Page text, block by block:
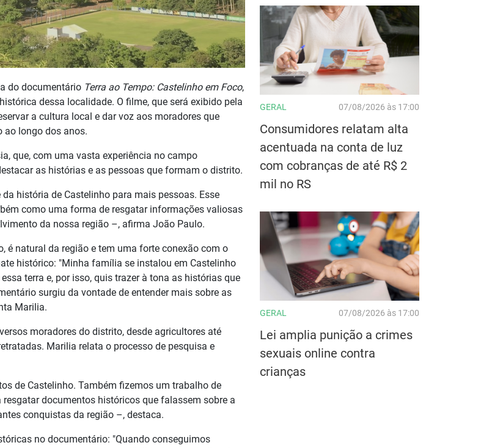
do documentário Terra ao Tempo: Castelinho em Foco,
dessa localidade. O filme, que será exibido pela
a cultura local e dar voz aos moradores que
ao longo dos anos.
que, com uma vasta experiência no campo
as histórias e as pessoas que formam o distrito.
história de Castelinho para mais pessoas. Esse
como uma forma de resgatar informações valiosas
da nossa região –, afirma João Paulo.
é natural da região e tem uma forte conexão com o
histórico: "Minha família se instalou em Castelinho
terra e, por isso, quis trazer à tona as histórias que
surgiu da vontade de entender mais sobre as
Marilia.
moradores do distrito, desde agricultores até
Marilia relata o processo de pesquisa e
de Castelinho. Também fizemos um trabalho de
resgatar documentos históricos que falassem sobre a
conquistas da região –, destaca.
no documentário: "Quando conseguimos
GERAL 07/08/2026 às 17:00
Consumidores relatam alta
acentuada na conta de luz
com cobranças de até R$ 2
mil no RS
GERAL 07/08/2026 às 17:00
Lei amplia punição a crimes
sexuais online contra
crianças